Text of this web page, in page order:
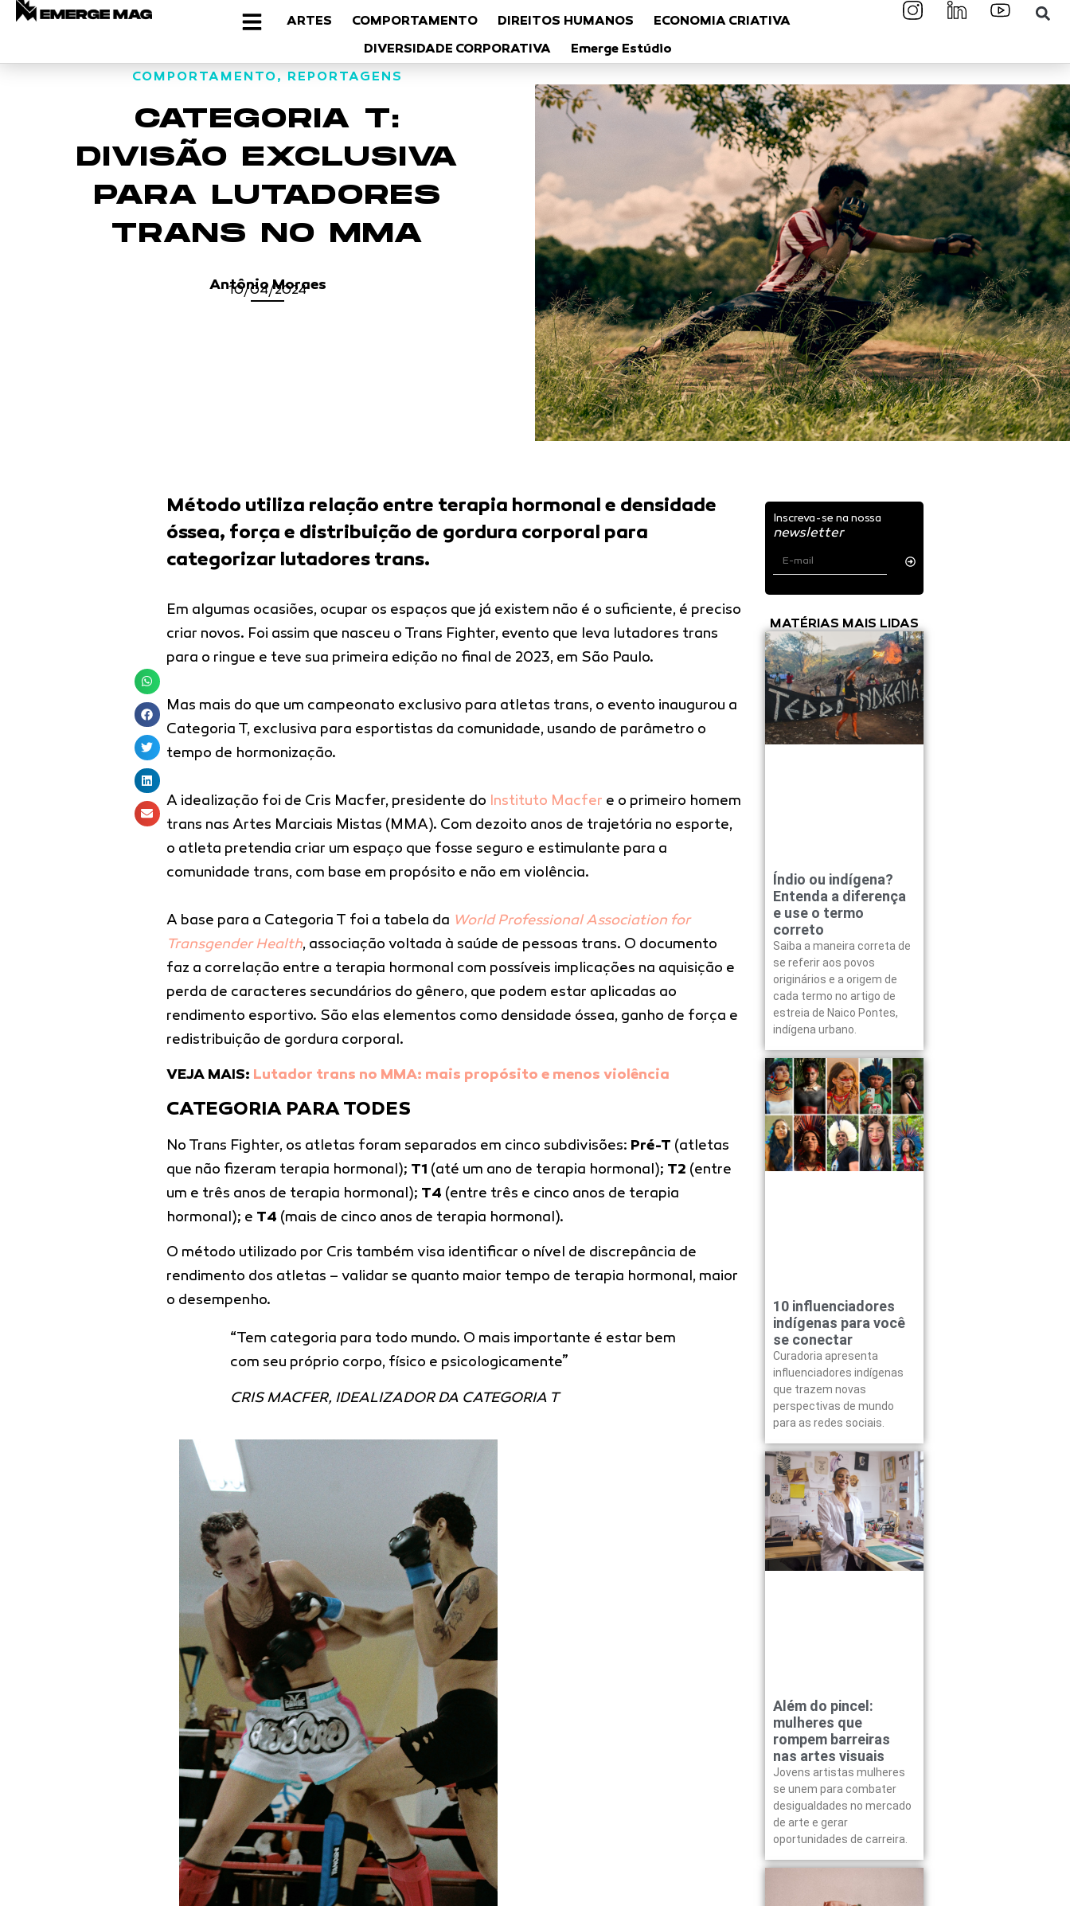
ARTES COMPORTAMENTO DIREITOS HUMANOS
ECONOMIA CRIATIVA
DIVERSIDADE CORPORATIVA
Emerge Estúdio
COMPORTAMENTO, REPORTAGENS
CATEGORIA T:
DIVISÃO EXCLUSIVA
PARA LUTADORES
TRANS NO MMA
Antônio Moraes
10/04/2024
Método utiliza relação entre terapia hormonal e densidade
óssea, força e distribuição de gordura corporal para
categorizar lutadores trans.
Em algumas ocasiões, ocupar os espaços que já existem não é o suficiente, é preciso
criar novos. Foi assim que nasceu o Trans Fighter, evento que leva lutadores trans
para o ringue e teve sua primeira edição no final de 2023, em São Paulo.
Mas mais do que um campeonato exclusivo para atletas trans, o evento inaugurou a
Categoria T, exclusiva para esportistas da comunidade, usando de parâmetro o
tempo de hormonização.
A idealização foi de Cris Macfer, presidente do Instituto Macfer e o primeiro homem
trans nas Artes Marciais Mistas (MMA). Com dezoito anos de trajetória no esporte,
o atleta pretendia criar um espaço que fosse seguro e estimulante para a
comunidade trans, com base em propósito e não em violência.
A base para a Categoria T foi a tabela da World Professional Association for
Transgender Health, associação voltada à saúde de pessoas trans. O documento
faz a correlação entre a terapia hormonal com possíveis implicações na aquisição e
perda de caracteres secundários do gênero, que podem estar aplicadas ao
rendimento esportivo. São elas elementos como densidade óssea, ganho de força e
redistribuição de gordura corporal.
VEJA MAIS: Lutador trans no MMA: mais propósito e menos violência
CATEGORIA PARA TODES
No Trans Fighter, os atletas foram separados em cinco subdivisões: Pré-T (atletas
que não fizeram terapia hormonal); T1 (até um ano de terapia hormonal); T2 (entre
um e três anos de terapia hormonal); T4 (entre três e cinco anos de terapia
hormonal); e T4 (mais de cinco anos de terapia hormonal).
O método utilizado por Cris também visa identificar o nível de discrepância de
rendimento dos atletas – validar se quanto maior tempo de terapia hormonal, maior
o desempenho.
“Tem categoria para todo mundo. O mais importante é estar bem
com seu próprio corpo, físico e psicologicamente”
CRIS MACFER, IDEALIZADOR DA CATEGORIA T
Inscreva-se na nossa
newsletter
MATÉRIAS MAIS LIDAS
Índio ou indígena?
Entenda a diferença
e use o termo
correto
Saiba a maneira correta de
se referir aos povos
originários e a origem de
cada termo no artigo de
estreia de Naico Pontes,
indígena urbano.
10 influenciadores
indígenas para você
se conectar
Curadoria apresenta
influenciadores indígenas
que trazem novas
perspectivas de mundo
para as redes sociais.
Além do pincel:
mulheres que
rompem barreiras
nas artes visuais
Jovens artistas mulheres
se unem para combater
desigualdades no mercado
de arte e gerar
oportunidades de carreira.